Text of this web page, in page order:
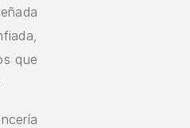
que